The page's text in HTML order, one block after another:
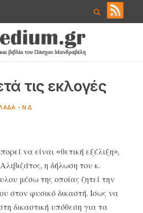
τις εκλογές
- Ν.Δ
να είναι «θετική εξέλιξη»,
η δήλωση του κ.
μέσω της οποίας ζητεί την
στον φυσικό δικαστή. Ισως να
δικαστική υπόθεση για τα